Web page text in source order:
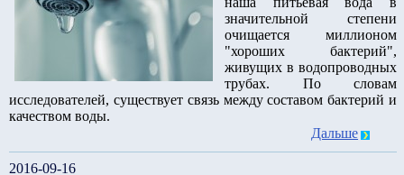
значительной степени
очищается миллионом
"хороших бактерий",
живущих в водопроводных
трубах. По словам
исследователей, существует связь между составом бактерий и
качеством воды.
Дальше
2016-09-16